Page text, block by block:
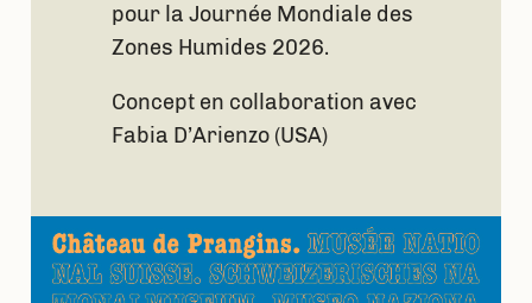
pour la Journée Mondiale des
Zones Humides 2026.
Concept en collaboration avec
Fabia D’Arienzo (USA)